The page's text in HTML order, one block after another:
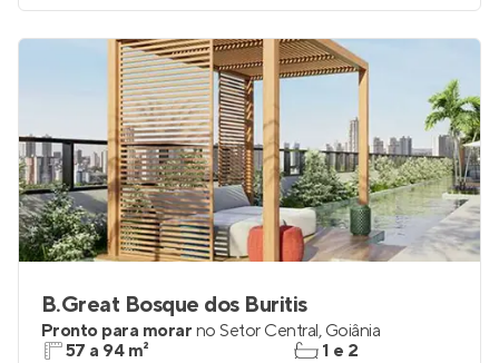
B.Great Bosque dos Buritis
Pronto para morar no Setor Central, Goiânia
57 a 94 m²
1 e 2